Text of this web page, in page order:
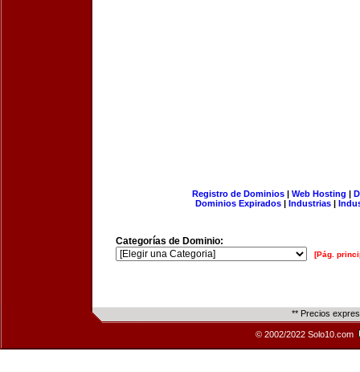
Registro de Dominios| Web Hosting |
Dominios Expirados | Industrias |
Categorías de Dominio:
[Pág.
** Precios
© 2002/2022 Solo10.com